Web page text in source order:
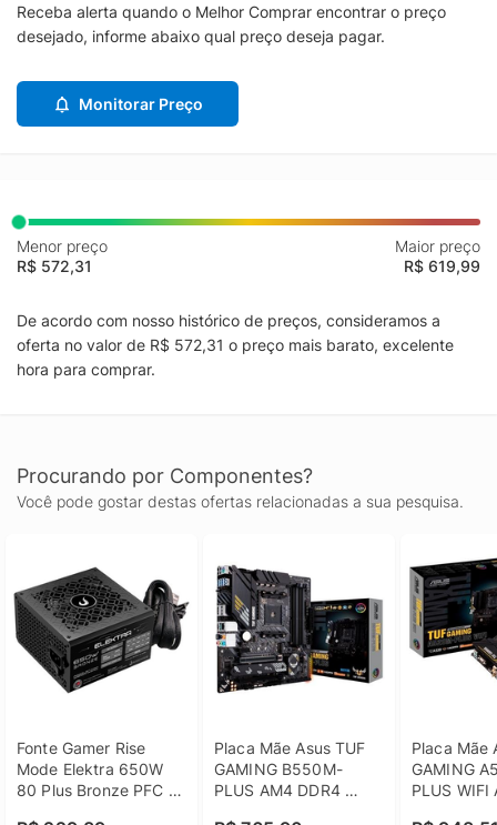
OTP, SCP, UVP Conectores - 1x ATX (24 PIN) - 2x EPS (4+4
PIN) - 1x PCIe 5.0 (450W) - 3x PCI-E (6+2 PIN) - 6x SATA (15
Embalagem - Fonte de Alimentação MSI MAG A750GL PCIE
750W
Receba alerta quando o Melhor Comprar encontrar o preço
desejado, informe abaixo qual preço deseja pagar.
Monitorar Preço
Menor preço
R$ 572,31
Maior preço
R$ 619,99
De acordo com nosso histórico de preços, consideramos a
oferta no valor de R$ 572,31 o preço mais barato, excelente
hora para comprar.
Procurando por Componentes?
Você pode gostar destas ofertas relacionadas a sua pesquisa.
Fonte Gamer Rise
Mode Elektra 650W
80 Plus Bronze PFC
Placa Mãe Asus TUF
GAMING B550M-
PLUS AM4 DDR4
Placa Mãe
GAMING
PLUS WIFI